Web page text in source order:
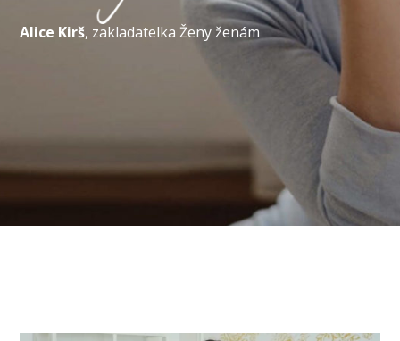
Alice Kirš, zakladatelka Ženy ženám